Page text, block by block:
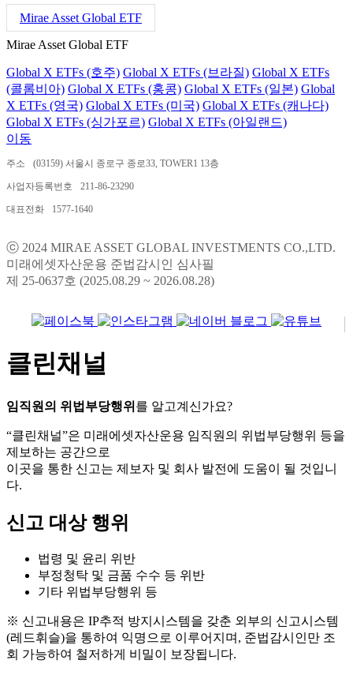
Mirae Asset Global ETF
Mirae Asset Global ETF
Global X ETFs (호주) Global X ETFs (브라질) Global X ETFs
(콜롬비아) Global X ETFs (홍콩) Global X ETFs (일본) Global
X ETFs (영국) Global X ETFs (미국) Global X ETFs (캐나다)
Global X ETFs (싱가포르) Global X ETFs (아일랜드)
이동
주소 (03159) 서울시 종로구 종로33, TOWER1 13층
사업자등록번호 211-86-23290
대표전화 1577-1640
ⓒ 2024 MIRAE ASSET GLOBAL INVESTMENTS CO.,LTD.
미래에셋자산운용 준법감시인 심사필
제 25-0637호 (2025.08.29 ~ 2026.08.28)
클린채널
임직원의 위법부당행위 를 알고계신가요?
“클린채널”은 미래에셋자산운용 임직원의 위법부당행위 등을
제보하는 공간으로
이곳을 통한 신고는 제보자 및 회사 발전에 도움이 될 것입니
다.
신고 대상 행위
법령 및 윤리 위반
부정청탁 및 금품 수수 등 위반
기타 위법부당행위 등
※ 신고내용은 IP추적 방지시스템을 갖춘 외부의 신고시스템
(레드휘슬)을 통하여 익명으로 이루어지며, 준법감시인만 조
회 가능하여 철저하게 비밀이 보장됩니다.